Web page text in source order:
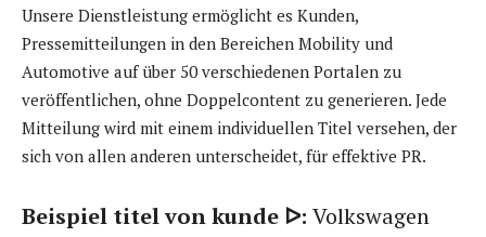
Unsere Dienstleistung ermöglicht es Kunden,
Pressemitteilungen in den Bereichen Mobility und
Automotive auf über 50 verschiedenen Portalen zu
veröffentlichen, ohne Doppelcontent zu generieren. Jede
Mitteilung wird mit einem individuellen Titel versehen, der
sich von allen anderen unterscheidet, für effektive PR.
Beispiel titel von kunde ᐅ: Volkswagen